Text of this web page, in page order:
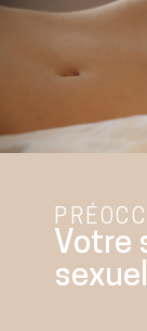
Votre